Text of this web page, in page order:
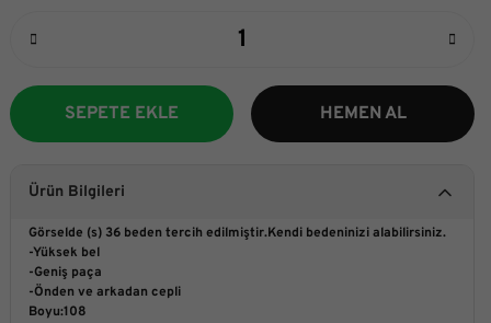
SEPETE EKLE HEMEN AL
Ürün Bilgileri
Görselde (s) 36 beden tercih edilmiştir.Kendi bedeninizi alabilirsiniz.
-Yüksek bel
-Geniş paça
-Önden ve arkadan cepli
Boyu:108